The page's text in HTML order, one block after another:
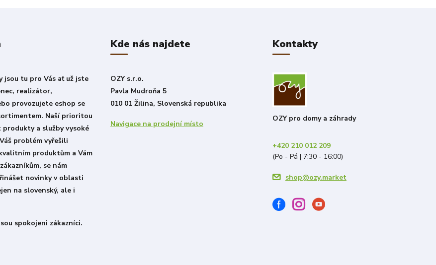
jsou tu pro Vás ať už jste
realizátor,
provozujete eshop se
Naší prioritou
produkty a služby vysoké
problém vyřešili
produktům a Vám
se nám
novinky v oblasti
na slovenský, ale i
spokojeni zákazníci.
Kde nás najdete
OZY s.r.o.
Pavla Mudroňa 5
010 01 Žilina, Slovenská republika
Navigace na prodejní místo
Kontakty
OZY pro domy a záhrady
+420 210 012 209
(Po - Pá | 7:30 - 16:00)
shop@ozy.market